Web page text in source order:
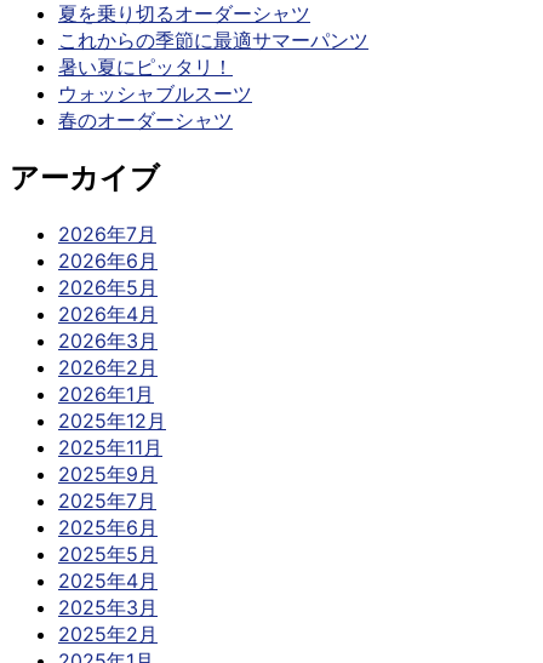
夏を乗り切るオーダーシャツ
これからの季節に最適サマーパンツ
暑い夏にピッタリ！
ウォッシャブルスーツ
春のオーダーシャツ
アーカイブ
2026年7月
2026年6月
2026年5月
2026年4月
2026年3月
2026年2月
2026年1月
2025年12月
2025年11月
2025年9月
2025年7月
2025年6月
2025年5月
2025年4月
2025年3月
2025年2月